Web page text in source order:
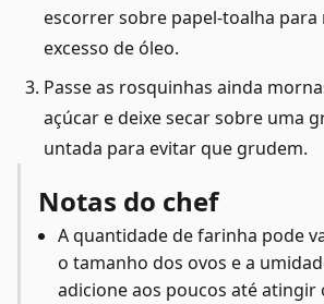
escorrer sobre papel-toalha para
excesso de óleo.
Passe as rosquinhas ainda
açúcar e deixe secar sobre uma
untada para evitar que grudem.
Notas do chef
A quantidade de farinha pode
o tamanho dos ovos e a
adicione aos poucos até atingir